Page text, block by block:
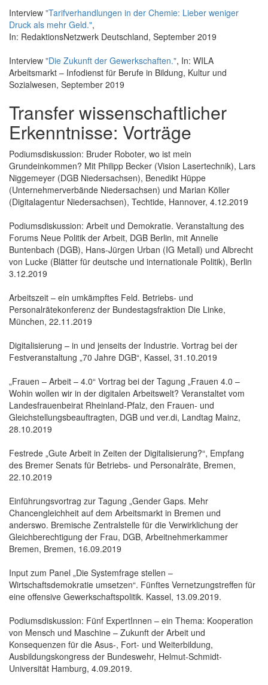
Interview "Tarifverhandlungen in der Chemie: Lieber weniger
Druck als mehr Geld.",
In: RedaktionsNetzwerk Deutschland, September 2019
Interview "Die Zukunft der Gewerkschaften.", In: WILA
Arbeitsmarkt ‒ Infodienst für Berufe in Bildung, Kultur und
Sozialwesen, September 2019
Transfer wissenschaftlicher
Erkenntnisse: Vorträge
Podiumsdiskussion: Bruder Roboter, wo ist mein
Grundeinkommen? Mit Philipp Becker (Vision Lasertechnik), Lars
Niggemeyer (DGB Niedersachsen), Benedikt Hüppe
(Unternehmerverbände Niedersachsen) und Marian Köller
(Digitalagentur Niedersachsen), Techtide, Hannover, 4.12.2019
Podiumsdiskussion: Arbeit und Demokratie. Veranstaltung des
Forums Neue Politik der Arbeit, DGB Berlin, mit Annelie
Buntenbach (DGB), Hans-Jürgen Urban (IG Metall) und Albrecht
von Lucke (Blätter für deutsche und internationale Politik), Berlin
3.12.2019
Arbeitszeit – ein umkämpftes Feld. Betriebs- und
Personalrätekonferenz der Bundestagsfraktion Die Linke,
München, 22.11.2019
Digitalisierung – in und jenseits der Industrie. Vortrag bei der
Festveranstaltung „70 Jahre DGB“, Kassel, 31.10.2019
„Frauen – Arbeit – 4.0“ Vortrag bei der Tagung „Frauen 4.0 –
Wohin wollen wir in der digitalen Arbeitswelt? Veranstaltet vom
Landesfrauenbeirat Rheinland-Pfalz, den Frauen- und
Gleichstellungsbeauftragten, DGB und ver.di, Landtag Mainz,
28.10.2019
Festrede „Gute Arbeit in Zeiten der Digitalisierung?“, Empfang
des Bremer Senats für Betriebs- und Personalräte, Bremen,
22.10.2019
Einführungsvortrag zur Tagung „Gender Gaps. Mehr
Chancengleichheit auf dem Arbeitsmarkt in Bremen und
anderswo. Bremische Zentralstelle für die Verwirklichung der
Gleichberechtigung der Frau, DGB, Arbeitnehmerkammer
Bremen, Bremen, 16.09.2019
Input zum Panel „Die Systemfrage stellen –
Wirtschaftsdemokratie umsetzen“. Fünftes Vernetzungstreffen für
eine offensive Gewerkschaftspolitik. Kassel, 13.09.2019.
Podiumsdiskussion: Fünf ExpertInnen – ein Thema: Kooperation
von Mensch und Maschine – Zukunft der Arbeit und
Konsequenzen für die Asus-, Fort- und Weiterbildung,
Ausbildungskongress der Bundeswehr, Helmut-Schmidt-
Universität Hamburg, 4.09.2019.